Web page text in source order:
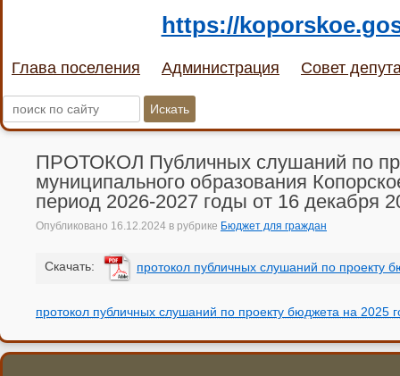
https://
Глава поселения Администрация Совет
ПРОТОКОЛ Публичных слушаний по
муниципального образования
период 2026-2027 годы от 16 декабря
Опубликовано 16.12.2024 в рубрике Бюджет для граждан
Cкачать: протокол публичных слушаний по проекту
протокол публичных слушаний по проекту бюджета на 2025